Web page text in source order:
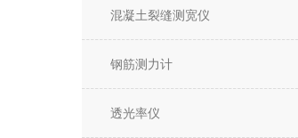
混凝土裂缝测宽仪
钢筋测力计
透光率仪